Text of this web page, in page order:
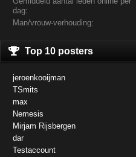
dag:
Man/vrouw-verhouding:
Top 10 posters
jeroenkooijman
TSmits
max
Nemesis
Mirjam Rijsbergen
dar
Testaccount